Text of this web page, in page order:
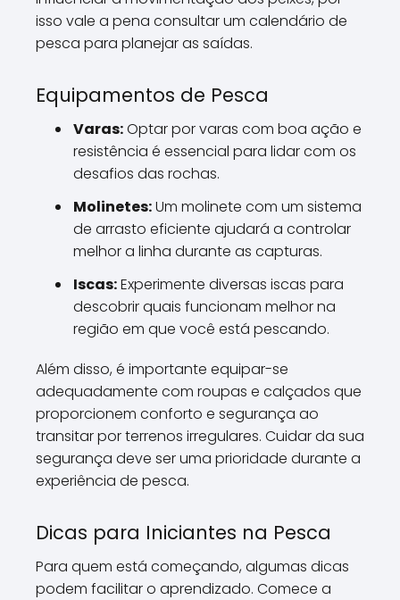
isso vale a pena consultar um calendário de
pesca para planejar as saídas.
Equipamentos de Pesca
Varas:Optar por varas com boa ação e
resistência é essencial para lidar com os
desafios das rochas.
Molinetes:Um molinete com um sistema
de arrasto eficiente ajudará a controlar
melhor a linha durante as capturas.
Iscas:Experimente diversas iscas para
descobrir quais funcionam melhor na
região em que você está pescando.
Além disso, é importante equipar-se
adequadamente com roupas e calçados que
proporcionem conforto e segurança ao
transitar por terrenos irregulares. Cuidar da sua
segurança deve ser uma prioridade durante a
experiência de pesca.
Dicas para Iniciantes na Pesca
Para quem está começando, algumas dicas
podem facilitar o aprendizado. Comece a